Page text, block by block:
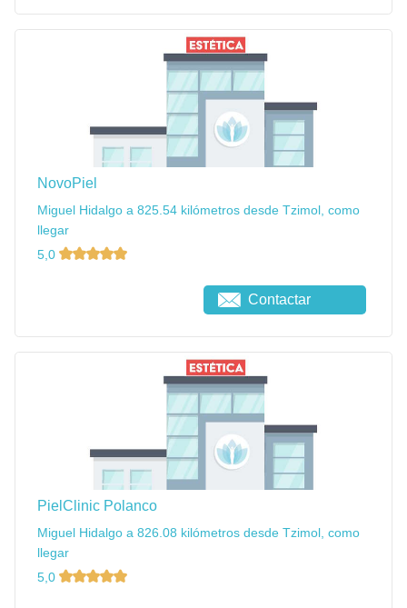
NovoPiel
Miguel Hidalgo a 825.54 kilómetros desde Tzimol, como
llegar
5,0
Contactar
PielClinic Polanco
Miguel Hidalgo a 826.08 kilómetros desde Tzimol, como
llegar
5,0